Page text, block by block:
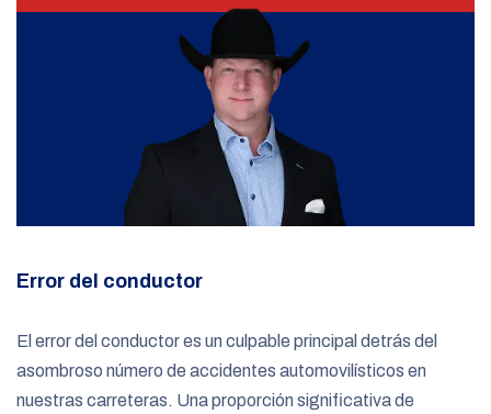
Error del conductor
El error del conductor es un culpable principal detrás del
asombroso número de accidentes automovilísticos en
nuestras carreteras. Una proporción significativa de